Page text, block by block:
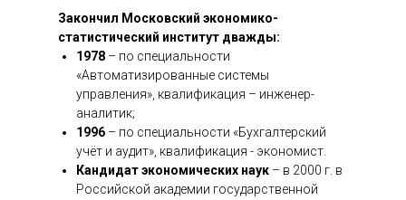
Закончил Московский экономико-
статистический институт дважды:
1978 – по специальности
«Автоматизированные системы
управления», квалификация – инженер-
аналитик;
1996 – по специальности «Бухгалтерский
учёт и аудит», квалификация - экономист.
Кандидат экономических наук – в 2000 г. в
Российской академии государственной